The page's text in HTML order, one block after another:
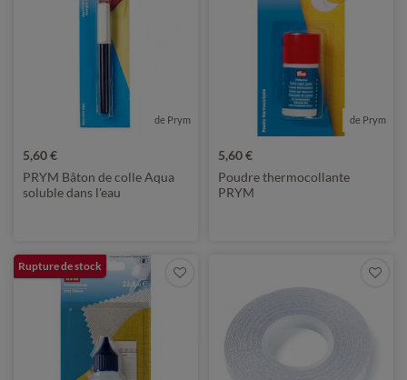
de Prym
5,60 €
PRYM Bâton de colle Aqua
soluble dans l'eau
de Prym
5,60 €
Poudre thermocollante
PRYM
Rupture de stock